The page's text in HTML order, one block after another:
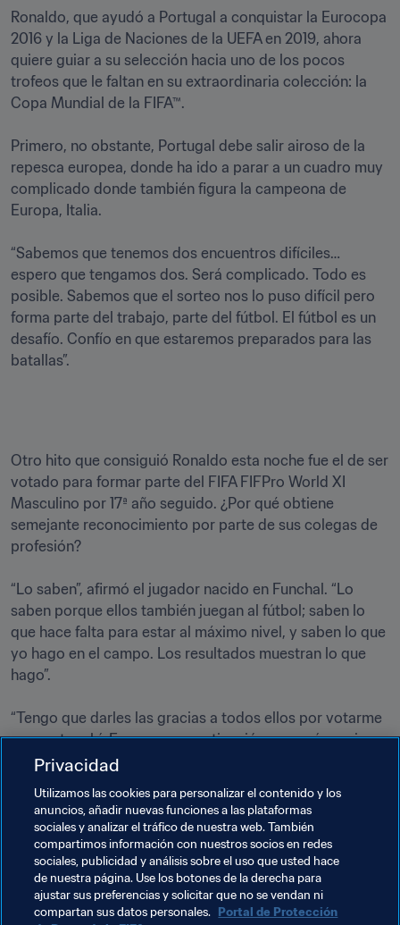
Ronaldo, que ayudó a Portugal a conquistar la Eurocopa
2016 y la Liga de Naciones de la UEFA en 2019, ahora
quiere guiar a su selección hacia uno de los pocos
trofeos que le faltan en su extraordinaria colección: la
Copa Mundial de la FIFA™.
Primero, no obstante, Portugal debe salir airoso de la
repesca europea, donde ha ido a parar a un cuadro muy
complicado donde también figura la campeona de
Europa, Italia.
“Sabemos que tenemos dos encuentros difíciles…
espero que tengamos dos. Será complicado. Todo es
posible. Sabemos que el sorteo nos lo puso difícil pero
forma parte del trabajo, parte del fútbol. El fútbol es un
desafío. Confío en que estaremos preparados para las
Otro hito que consiguió Ronaldo esta noche fue el de ser
votado para formar parte del FIFA FIFPro World XI
Masculino por 17ª año seguido. ¿Por qué obtiene
semejante reconocimiento por parte de sus colegas de
profesión?
“Lo saben”, afirmó el jugador nacido en Funchal. “Lo
saben porque ellos también juegan al fútbol; saben lo
que hace falta para estar al máximo nivel, y saben lo que
yo hago en el campo. Los resultados muestran lo que
hago”.
“Tengo que darles las gracias a todos ellos por votarme
para estar ahí. Es una gran motivación para mí seguir y
hacer feliz a la gente, especialmente a los aficionados de
siendo capaz, y soy feliz por seguir agradando a la
gente”, concluyó.
Privacidad
Utilizamos las cookies para personalizar el contenido y los
anuncios, añadir nuevas funciones a las plataformas
sociales y analizar el tráfico de nuestra web. También
compartimos información con nuestros socios en redes
sociales, publicidad y análisis sobre el uso que usted hace
de nuestra página. Use los botones de la derecha para
ajustar sus preferencias y solicitar que no se vendan ni
compartan sus datos personales. Portal de Protección